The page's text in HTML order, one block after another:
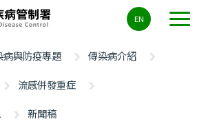
EN
病與防疫專題
傳染病介紹
流感併發重症
新聞稿